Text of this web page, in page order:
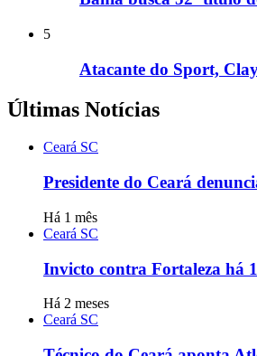
5
Atacante do Sport,
Últimas Notícias
Ceará SC
Presidente do Ceará
Há 1 mês
Ceará SC
Invicto contra Fortaleza há
Há 2 meses
Ceará SC